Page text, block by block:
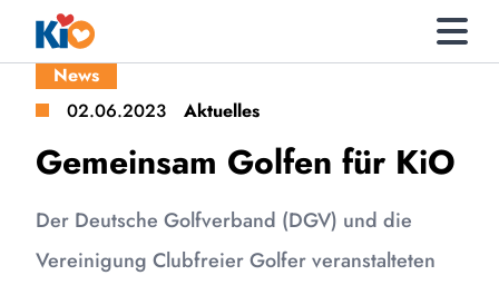
News
02.06.2023
Aktuelles
Gemeinsam Golfen für KiO
Der Deutsche Golfverband (DGV) und die
Vereinigung Clubfreier Golfer veranstalteten